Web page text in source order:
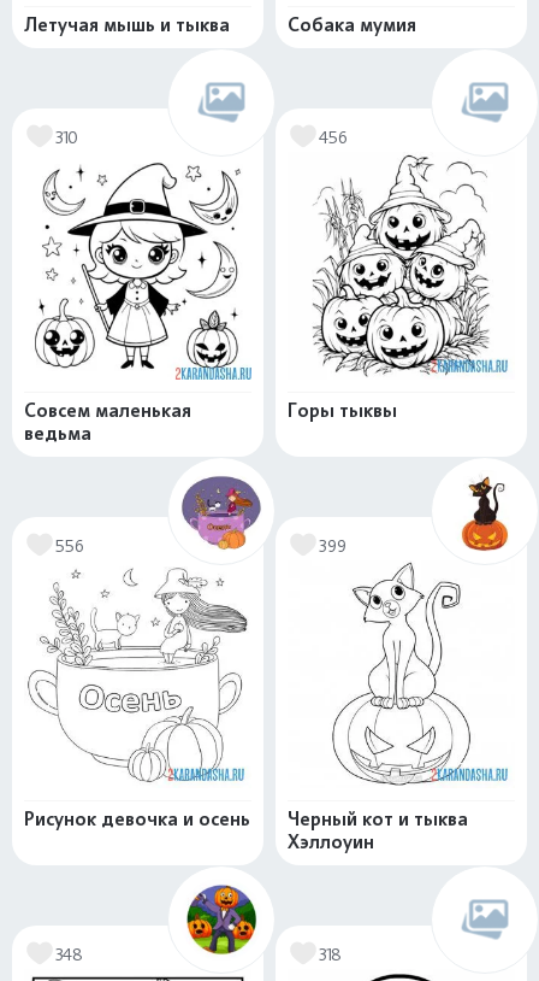
Летучая мышь и тыква Собака мумия
310
Совсем маленькая
ведьма
456
Горы тыквы
556
Рисунок девочка и осень
399
Черный кот и тыква
Хэллоуин
348 318